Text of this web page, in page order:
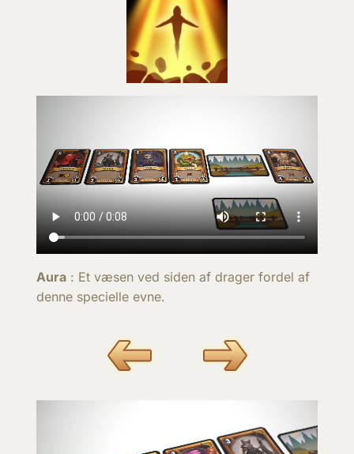
Aura : Et væsen ved siden af drager fordel af
denne specielle evne.